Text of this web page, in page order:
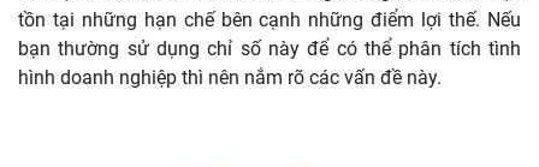
tồn tại những hạn chế bên cạnh những điểm lợi thế. Nếu
bạn thường sử dụng chỉ số này để có thể phân tích tình
hình doanh nghiệp thì nên nắm rõ các vấn đề này.